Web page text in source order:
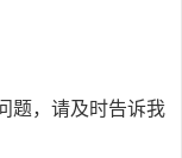
题，请及时告诉我